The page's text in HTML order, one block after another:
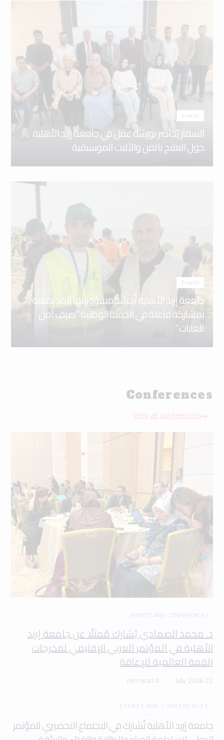
Events
السقار يُحاضر بورشة عمل في جامعة إربد الأهلية
حول العلاج بالفن والآلات الموسيقية
Events
جامعة إربد الأهلية تُجسّد مسؤوليتها المجتمعية
بمشاركة فاعلة في الحملة الوطنية “صيف آمن
للغابات”
Conferences
View all conferences
EVENTS AND CONFERENCES
د. محمد الصمادي يُشارك مُمثلًا عن جامعة إربد
الأهلية في المؤتمر العربي الإقليمي لمخرجات
القمة العالمية للإعاقة
22 July 2026
0 min read
EVENTS AND CONFERENCES
جامعة إربد الأهلية تُشارك في الاجتماع التحضيري للمؤتمر